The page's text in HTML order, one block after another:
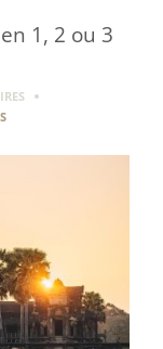
1, 2 ou 3